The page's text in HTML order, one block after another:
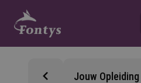
Jouw Opleiding